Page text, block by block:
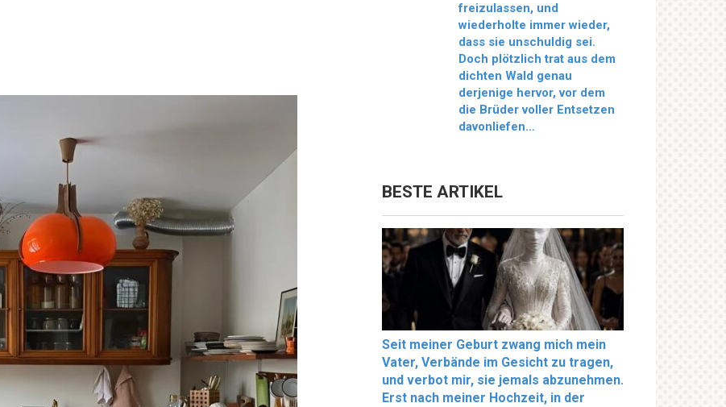
freizulassen, und
wiederholte immer wieder,
dass sie unschuldig sei.
Doch plötzlich trat aus dem
dichten Wald genau
derjenige hervor, vor dem
die Brüder voller Entsetzen
davonliefen…
BESTE ARTIKEL
Seit meiner Geburt zwang mich mein
Vater, Verbände im Gesicht zu tragen,
und verbot mir, sie jemals abzunehmen.
Erst nach meiner Hochzeit, in der